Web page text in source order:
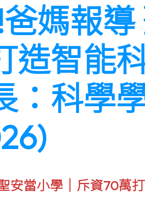
媽報
造智能
：科學
安當小學｜斥資70萬